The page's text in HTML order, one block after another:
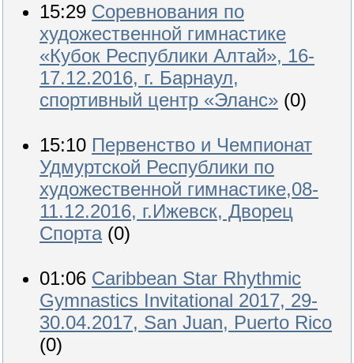
15:29 Соревнования по
художественной гимнастике
«Кубок Республики Алтай», 16-
17.12.2016, г. Барнаул,
спортивный центр «Эланс» (0)
15:10 Первенство и Чемпионат
Удмуртской Республики по
художественной гимнастике,08-
11.12.2016, г.Ижевск, Дворец
Спорта (0)
01:06 Caribbean Star Rhythmic
Gymnastics Invitational 2017, 29-
30.04.2017, San Juan, Puerto Rico
(0)